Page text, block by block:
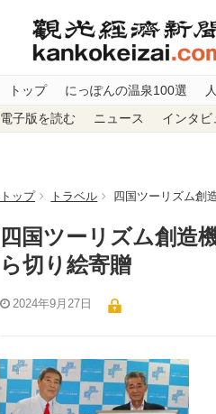
トップ にっぽんの温泉100選
電子版を読む ニュース インタビ
トップ トラベル 四国ツーリズム創
四国ツーリズム創造
ら切り絵寄贈
2024年9月27日